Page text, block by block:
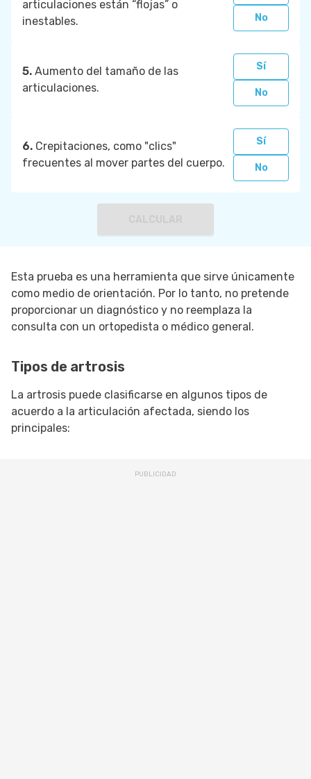
articulaciones están “flojas” o
inestables.
No
5. Aumento del tamaño de las
articulaciones.
Sí
No
6. Crepitaciones, como "clics"
frecuentes al mover partes del cuerpo.
Sí
No
Esta prueba es una herramienta que sirve únicamente
como medio de orientación. Por lo tanto, no pretende
proporcionar un diagnóstico y no reemplaza la
consulta con un ortopedista o médico general.
Tipos de artrosis
La artrosis puede clasificarse en algunos tipos de
acuerdo a la articulación afectada, siendo los
principales: